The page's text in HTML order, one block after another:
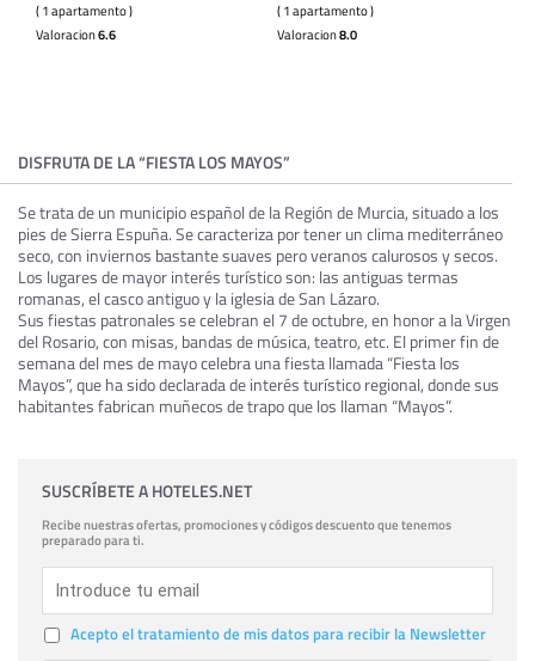
( 1 apartamento )
Valoracion6.6
( 1 apartamento )
Valoracion8.0
DISFRUTA DE LA “FIESTA LOS MAYOS”
Se trata de un municipio español de la Región de Murcia, situado a los
pies de Sierra Espuña. Se caracteriza por tener un clima mediterráneo
seco, con inviernos bastante suaves pero veranos calurosos y secos.
Los lugares de mayor interés turístico son: las antiguas termas
romanas, el casco antiguo y la iglesia de San Lázaro.
Sus fiestas patronales se celebran el 7 de octubre, en honor a la Virgen
del Rosario, con misas, bandas de música, teatro, etc. El primer fin de
semana del mes de mayo celebra una fiesta llamada “Fiesta los
Mayos”, que ha sido declarada de interés turístico regional, donde sus
habitantes fabrican muñecos de trapo que los llaman “Mayos”.
SUSCRÍBETE A HOTELES.NET
Recibe nuestras ofertas, promociones y códigos descuento que tenemos
preparado para ti.
Acepto el tratamiento de mis datos para recibir la Newsletter